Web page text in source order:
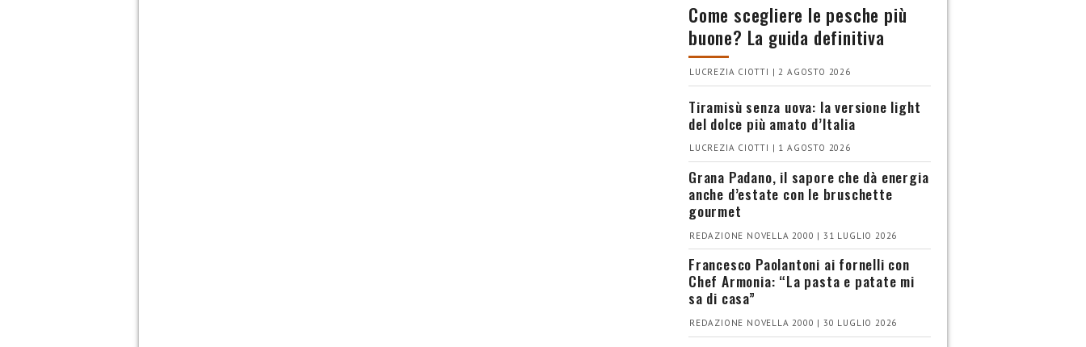
Come scegliere le pesche più
buone? La guida definitiva
LUCREZIA CIOTTI | 2 AGOSTO 2026
Tiramisù senza uova: la versione light
del dolce più amato d’Italia
LUCREZIA CIOTTI | 1 AGOSTO 2026
Grana Padano, il sapore che dà energia
anche d’estate con le bruschette
gourmet
REDAZIONE NOVELLA 2000 | 31 LUGLIO 2026
Francesco Paolantoni ai fornelli con
Chef Armonia: “La pasta e patate mi
sa di casa”
REDAZIONE NOVELLA 2000 | 30 LUGLIO 2026